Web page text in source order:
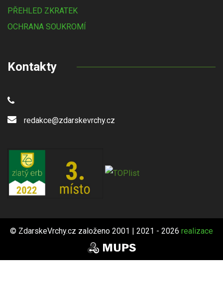
PŘEHLED ZKRATEK
OCHRANA SOUKROMÍ
Kontakty
redakce@zdarskevrchy.cz
© ZdarskeVrchy.cz založeno 2001 | 2021 - 2026 realizace